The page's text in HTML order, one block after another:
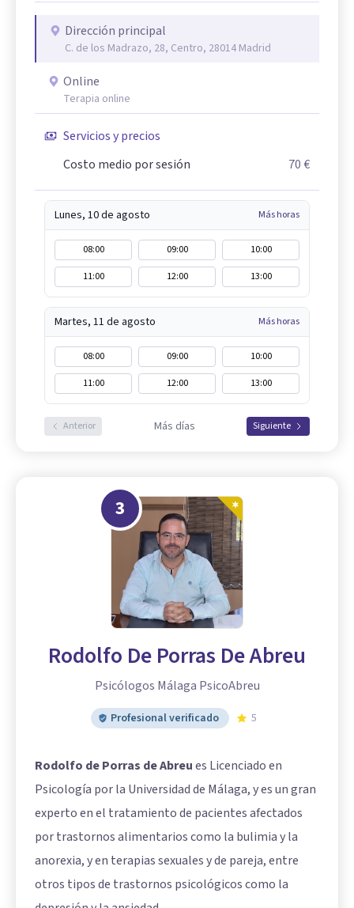
Dirección principal
C. de los Madrazo, 28, Centro, 28014 Madrid
Online
Terapia online
Servicios y precios
Costo medio por sesión
70 €
Lunes, 10 de agosto Más horas
08:00 09:00
10:00
11:00
12:00 13:00
Martes, 11 de agosto Más horas
08:00 09:00
10:00
11:00
12:00 13:00
Anterior Más días Siguiente
3
Rodolfo De Porras De Abreu
Psicólogos Málaga PsicoAbreu
Profesional verificado 5
Rodolfo de Porras de Abreues Licenciado en
Psicología por la Universidad de Málaga, y es un gran
experto en el tratamiento de pacientes afectados
por trastornos alimentarios como la bulimia y la
anorexia, y en terapias sexuales y de pareja, entre
otros tipos de trastornos psicológicos como la